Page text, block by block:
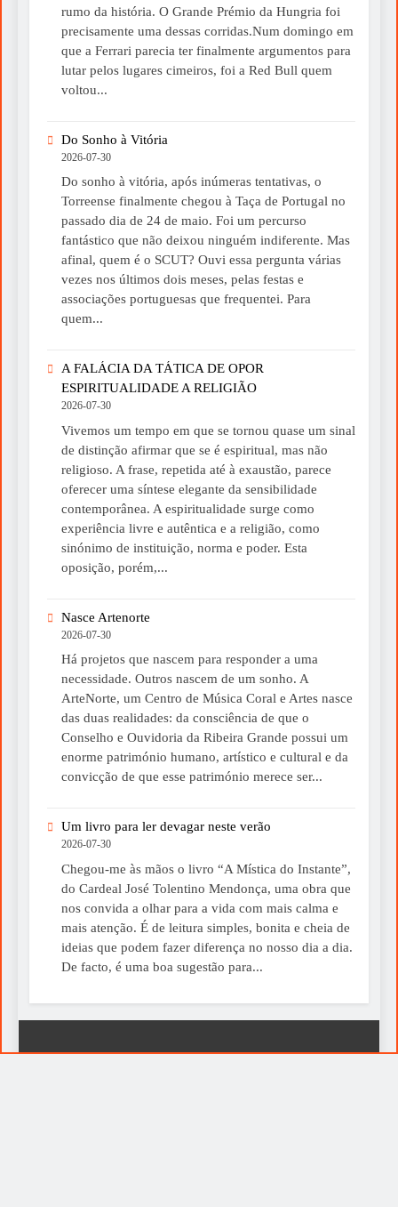
rumo da história. O Grande Prémio da Hungria foi
precisamente uma dessas corridas.Num domingo em
que a Ferrari parecia ter finalmente argumentos para
lutar pelos lugares cimeiros, foi a Red Bull quem
voltou...
Do Sonho à Vitória
2026-07-30
Do sonho à vitória, após inúmeras tentativas, o
Torreense finalmente chegou à Taça de Portugal no
passado dia de 24 de maio. Foi um percurso
fantástico que não deixou ninguém indiferente. Mas
afinal, quem é o SCUT? Ouvi essa pergunta várias
vezes nos últimos dois meses, pelas festas e
associações portuguesas que frequentei. Para
quem...
A FALÁCIA DA TÁTICA DE OPOR
ESPIRITUALIDADE A RELIGIÃO
2026-07-30
Vivemos um tempo em que se tornou quase um sinal
de distinção afirmar que se é espiritual, mas não
religioso. A frase, repetida até à exaustão, parece
oferecer uma síntese elegante da sensibilidade
contemporânea. A espiritualidade surge como
experiência livre e autêntica e a religião, como
sinónimo de instituição, norma e poder. Esta
oposição, porém,...
Nasce Artenorte
2026-07-30
Há projetos que nascem para responder a uma
necessidade. Outros nascem de um sonho. A
ArteNorte, um Centro de Música Coral e Artes nasce
das duas realidades: da consciência de que o
Conselho e Ouvidoria da Ribeira Grande possui um
enorme património humano, artístico e cultural e da
convicção de que esse património merece ser...
Um livro para ler devagar neste verão
2026-07-30
Chegou-me às mãos o livro “A Mística do Instante”,
do Cardeal José Tolentino Mendonça, uma obra que
nos convida a olhar para a vida com mais calma e
mais atenção. É de leitura simples, bonita e cheia de
ideias que podem fazer diferença no nosso dia a dia.
De facto, é uma boa sugestão para...